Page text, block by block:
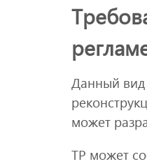
Данный вид
может
ТР может